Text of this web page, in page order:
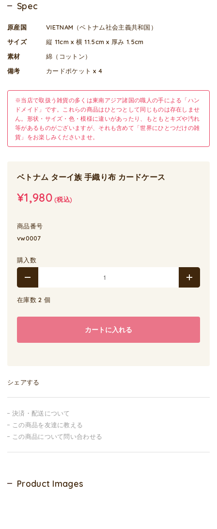
Spec
原産国
VIETNAM（ベトナム社会主義共和国）
サイズ
縦 11cm x 横 11.5cm x 厚み 1.5cm
素材
綿（コットン）
備考
カードポケット x 4
※当店で取扱う雑貨の多くは東南アジア諸国の職人の手による「ハン
ドメイド」です。これらの商品はひとつとして同じものは存在しませ
ん。形状・サイズ・色・模様に違いがあったり、もともとキズや汚れ
等があるものがございますが、それも含めて「世界にひとつだけの雑
貨」をお楽しみくださいませ。
ベトナム ターイ族 手織り布 カードケース
¥1,980(税込)
商品番号
vw0007
購入数
在庫数 2 個
カートに入れる
シェアする
決済・配送について
この商品を友達に教える
この商品について問い合わせる
Product Images